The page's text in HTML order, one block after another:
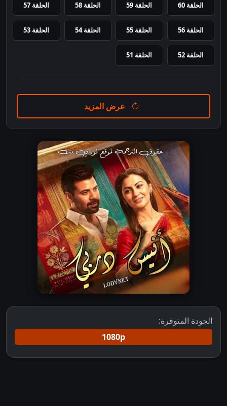
الحلقة 60 الحلقة 59 الحلقة 58 الحلقة 57
الحلقة 56 الحلقة 55 الحلقة 54 الحلقة 53
الحلقة 52 الحلقة 51
عرض المزيد
الجودة المتوفرة:
1080p